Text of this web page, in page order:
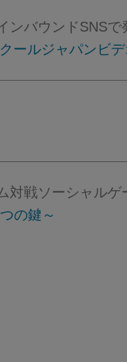
ンバウンドSNSで
ールジャパンビ
対戦ソーシャルゲ
の鍵～